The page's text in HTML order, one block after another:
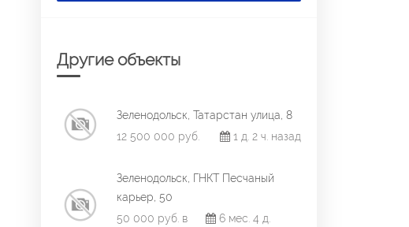
Другие объекты
Зеленодольск, Татарстан улица, 8
12 500 000 руб.
1 д. 2 ч. назад
Зеленодольск, ГНКТ Песчаный
карьер, 50
50 000 руб. в
6 мес. 4 д.